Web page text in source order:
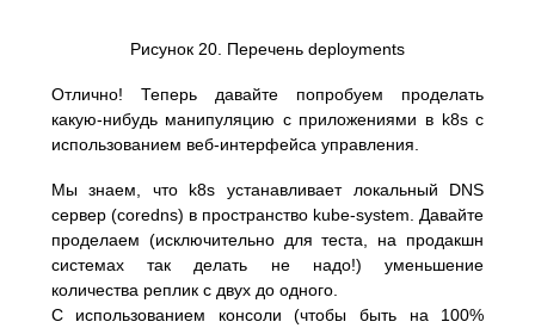
Рисунок 20. Перечень deployments
Отлично! Теперь давайте попробуем проделать
какую-нибудь манипуляцию с приложениями в k8s с
использованием веб-интерфейса управления.
Мы знаем, что k8s устанавливает локальный DNS
сервер (coredns) в пространство kube-system. Давайте
проделаем (исключительно для теста, на продакшн
системах так делать не надо!) уменьшение
количества реплик с двух до одного.
С использованием консоли (чтобы быть на 100%